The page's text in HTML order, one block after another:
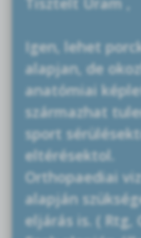
Igen, lehet
alapjan, de
anatómiai
származhat
sport
eltérésektol.
Orthopaediai
alapján
eljárás is. ( Rtg,